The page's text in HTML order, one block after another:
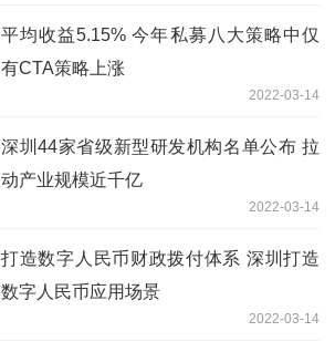
平均收益5.15% 今年私募八大策略中仅
有CTA策略上涨
2022-03-14
深圳44家省级新型研发机构名单公布 拉
动产业规模近千亿
2022-03-14
打造数字人民币财政拨付体系 深圳打造
数字人民币应用场景
2022-03-14